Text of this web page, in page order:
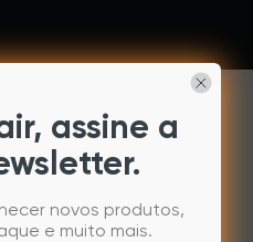
estável na ponta
confortável e
pintar.
assine a
novos produtos,
e muito mais.